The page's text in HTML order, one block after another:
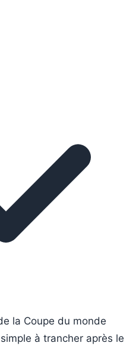
la Coupe du monde
à trancher après le